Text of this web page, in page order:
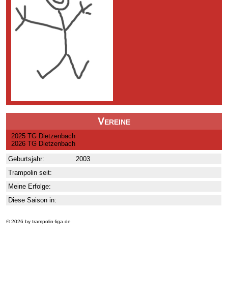
Vereine
2025 TG Dietzenbach
2026 TG Dietzenbach
Geburtsjahr:
2003
Trampolin seit:
Meine Erfolge:
Diese Saison in:
© 2026 by trampolin-liga.de